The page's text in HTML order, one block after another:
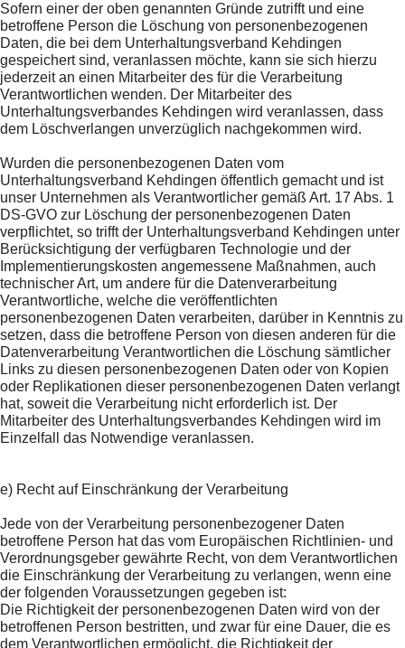
Sofern einer der oben genannten Gründe zutrifft und eine
betroffene Person die Löschung von personenbezogenen
Daten, die bei dem Unterhaltungsverband Kehdingen
gespeichert sind, veranlassen möchte, kann sie sich hierzu
jederzeit an einen Mitarbeiter des für die Verarbeitung
Verantwortlichen wenden. Der Mitarbeiter des
Unterhaltungsverbandes Kehdingen wird veranlassen, dass
dem Löschverlangen unverzüglich nachgekommen wird.
Wurden die personenbezogenen Daten vom
Unterhaltungsverband Kehdingen öffentlich gemacht und ist
unser Unternehmen als Verantwortlicher gemäß Art. 17 Abs. 1
DS-GVO zur Löschung der personenbezogenen Daten
verpflichtet, so trifft der Unterhaltungsverband Kehdingen unter
Berücksichtigung der verfügbaren Technologie und der
Implementierungskosten angemessene Maßnahmen, auch
technischer Art, um andere für die Datenverarbeitung
Verantwortliche, welche die veröffentlichten
personenbezogenen Daten verarbeiten, darüber in Kenntnis zu
setzen, dass die betroffene Person von diesen anderen für die
Datenverarbeitung Verantwortlichen die Löschung sämtlicher
Links zu diesen personenbezogenen Daten oder von Kopien
oder Replikationen dieser personenbezogenen Daten verlangt
hat, soweit die Verarbeitung nicht erforderlich ist. Der
Mitarbeiter des Unterhaltungsverbandes Kehdingen wird im
Einzelfall das Notwendige veranlassen.
e) Recht auf Einschränkung der Verarbeitung
Jede von der Verarbeitung personenbezogener Daten
betroffene Person hat das vom Europäischen Richtlinien- und
Verordnungsgeber gewährte Recht, von dem Verantwortlichen
die Einschränkung der Verarbeitung zu verlangen, wenn eine
der folgenden Voraussetzungen gegeben ist:
Die Richtigkeit der personenbezogenen Daten wird von der
betroffenen Person bestritten, und zwar für eine Dauer, die es
dem Verantwortlichen ermöglicht, die Richtigkeit der